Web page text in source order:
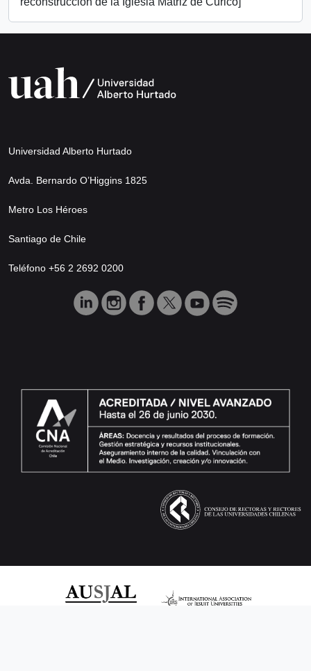
Universidad Alberto Hurtado
Avda. Bernardo O’Higgins 1825
Metro Los Héroes
Santiago de Chile
Teléfono +56 2 2692 0200